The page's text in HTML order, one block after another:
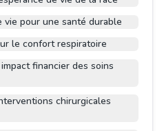
pour une santé durable
le confort respiratoire
financier des soins
chirurgicales